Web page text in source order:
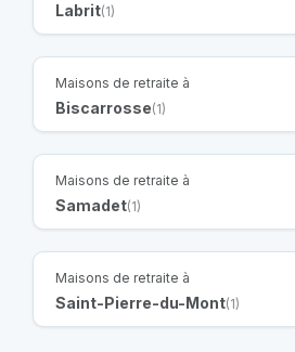
Labrit(1)
Maisons de retraite à
Biscarrosse(1)
Maisons de retraite à
Samadet(1)
Maisons de retraite à
Saint-Pierre-du-Mont(1)